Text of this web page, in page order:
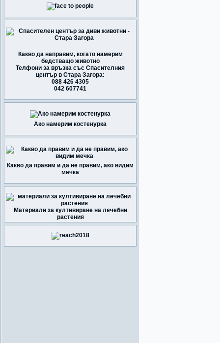
Какво да направим, когато намерим
бедстващо животно
Телфони за връзка със Спасителния
център в Стара Загора:
088 426 4305
042 607741
Ако намерим костенурка
Какво да правим и да не правим, ако видим
мечка
Материали за култивиране на лечебни
растения